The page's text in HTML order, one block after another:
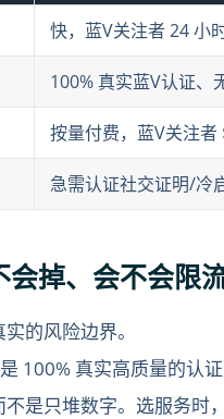
快，蓝V关注者 24 小
100% 真实蓝V认证、
按量付费，蓝V关注
急需认证社交证明/冷
掉、会不会限流
的风险边界。
100% 真实高质量的认
是只堆数字。选服务时